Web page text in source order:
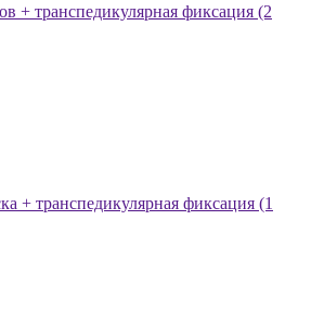
+ транспедикулярная фиксация (2
+ транспедикулярная фиксация (1